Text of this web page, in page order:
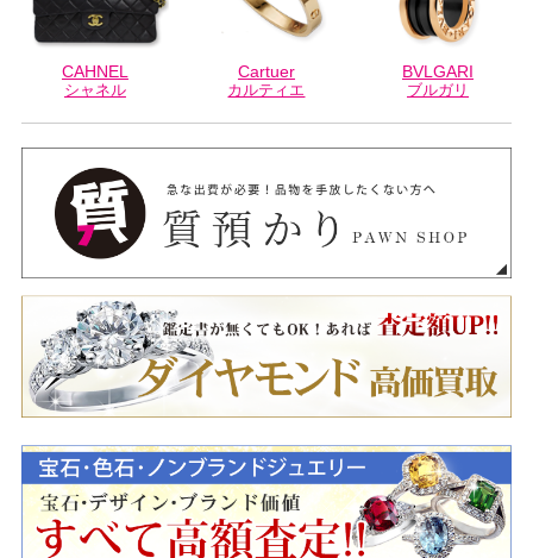
CAHNEL
シャネル
Cartuer
カルティエ
BVLGARI
ブルガリ